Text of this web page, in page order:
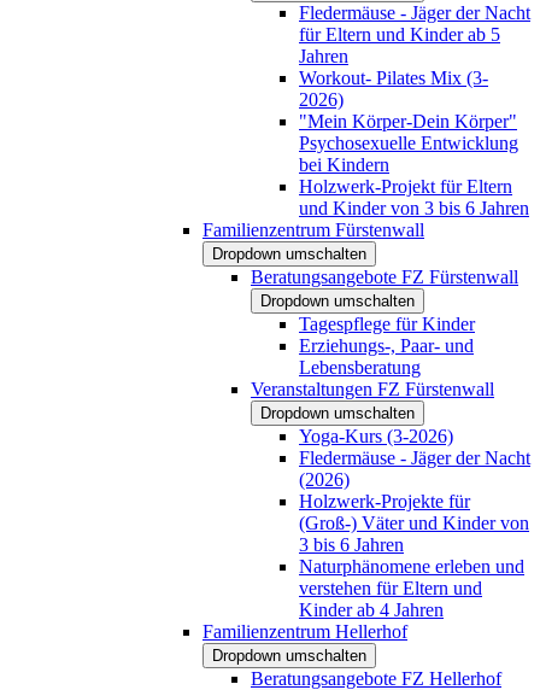
Fledermäuse - Jäger der Nacht
für Eltern und Kinder ab 5
Jahren
Workout- Pilates Mix (3-
2026)
"Mein Körper-Dein Körper"
Psychosexuelle Entwicklung
bei Kindern
Holzwerk-Projekt für Eltern
und Kinder von 3 bis 6 Jahren
Familienzentrum Fürstenwall
Dropdown umschalten
Beratungsangebote FZ Fürstenwall
Dropdown umschalten
Tagespflege für Kinder
Erziehungs-, Paar- und
Lebensberatung
Veranstaltungen FZ Fürstenwall
Dropdown umschalten
Yoga-Kurs (3-2026)
Fledermäuse - Jäger der Nacht
(2026)
Holzwerk-Projekte für
(Groß-) Väter und Kinder von
3 bis 6 Jahren
Naturphänomene erleben und
verstehen für Eltern und
Kinder ab 4 Jahren
Familienzentrum Hellerhof
Dropdown umschalten
Beratungsangebote FZ Hellerhof